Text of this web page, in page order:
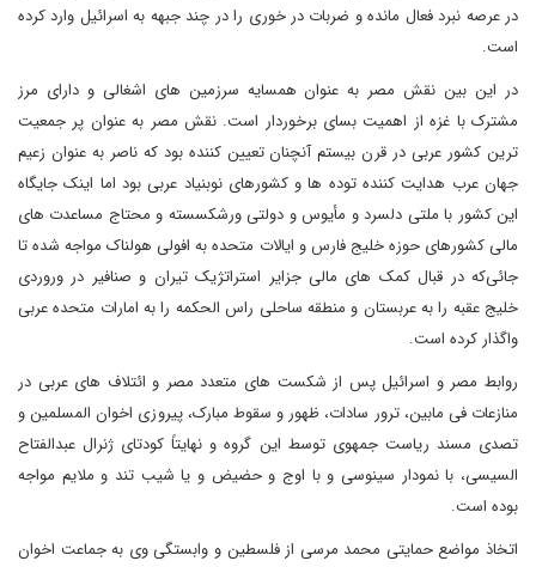
در عرصه نبرد فعال مانده و ضربات در خوری را در چند جبهه به اسرائیل وارد کرده
است.
در این بین نقش مصر به عنوان همسایه سرزمین های اشغالی و دارای مرز
مشترک با غزه از اهمیت بسای برخوردار است. نقش مصر به عنوان پر جمعیت
ترین کشور عربی در قرن بیستم آنچنان تعیین کننده بود که ناصر به عنوان زعیم
جهان عرب هدایت کننده توده ها و کشورهای نوبنیاد عربی بود اما اینک جایگاه
این کشور با ملتی دلسرد و مأیوس و دولتی ورشکسسته و محتاج مساعدت های
مالی کشورهای حوزه خلیج فارس و ایالات متحده به افولی هولناک مواجه شده تا
جائی‌که در قبال کمک های مالی جزایر استراتژیک تیران و صنافیر در وروردی
خلیج عقبه را به عربستان و منطقه ساحلی راس الحکمه را به امارات متحده عربی
واگذار کرده است.
روابط مصر و اسرائیل پس از شکست های متعدد مصر و ائتلاف های عربی در
منازعات فی مابین، ترور سادات، ظهور و سقوط مبارک، پیروزی اخوان المسلمین و
تصدی مسند ریاست جمهوی توسط این گروه و نهایتاً کودتای ژنرال عبدالفتاح
السیسی، با نمودار سینوسی و با اوج و حضیض و یا شیب تند و ملایم مواجه
بوده است.
اتخاذ مواضع حمایتی محمد مرسی از فلسطین و وابستگی وی به جماعت اخوان